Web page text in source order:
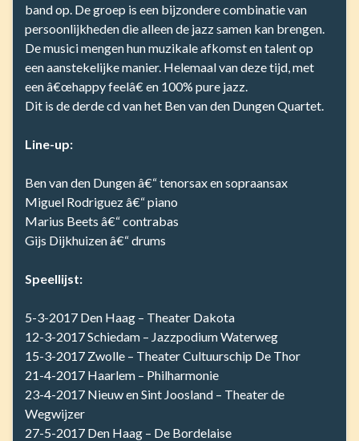
band op. De groep is een bijzondere combinatie van
persoonlijkheden die alleen de jazz samen kan brengen.
De musici mengen hun muzikale afkomst en talent op
een aanstekelijke manier. Helemaal van deze tijd, met
een â€œhappy feelâ€ en 100% pure jazz.
Dit is de derde cd van het Ben van den Dungen Quartet.
Line-up:
Ben van den Dungen â€“ tenorsax en sopraansax
Miguel Rodriguez â€“ piano
Marius Beets â€“ contrabas
Gijs Dijkhuizen â€“ drums
Speellijst:
5-3-2017 Den Haag – Theater Dakota
12-3-2017 Schiedam – Jazzpodium Waterweg
15-3-2017 Zwolle – Theater Cultuurschip De Thor
21-4-2017 Haarlem – Philharmonie
23-4-2017 Nieuw en Sint Joosland – Theater de
Wegwijzer
27-5-2017 Den Haag – De Bordelaise